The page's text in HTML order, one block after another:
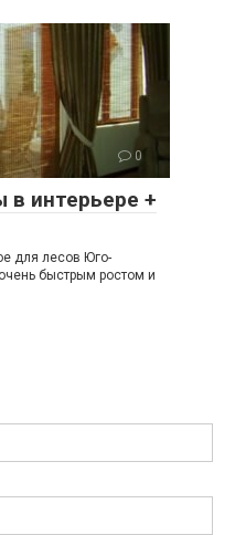
0
интерьере +
для лесов Юго-
быстрым ростом и